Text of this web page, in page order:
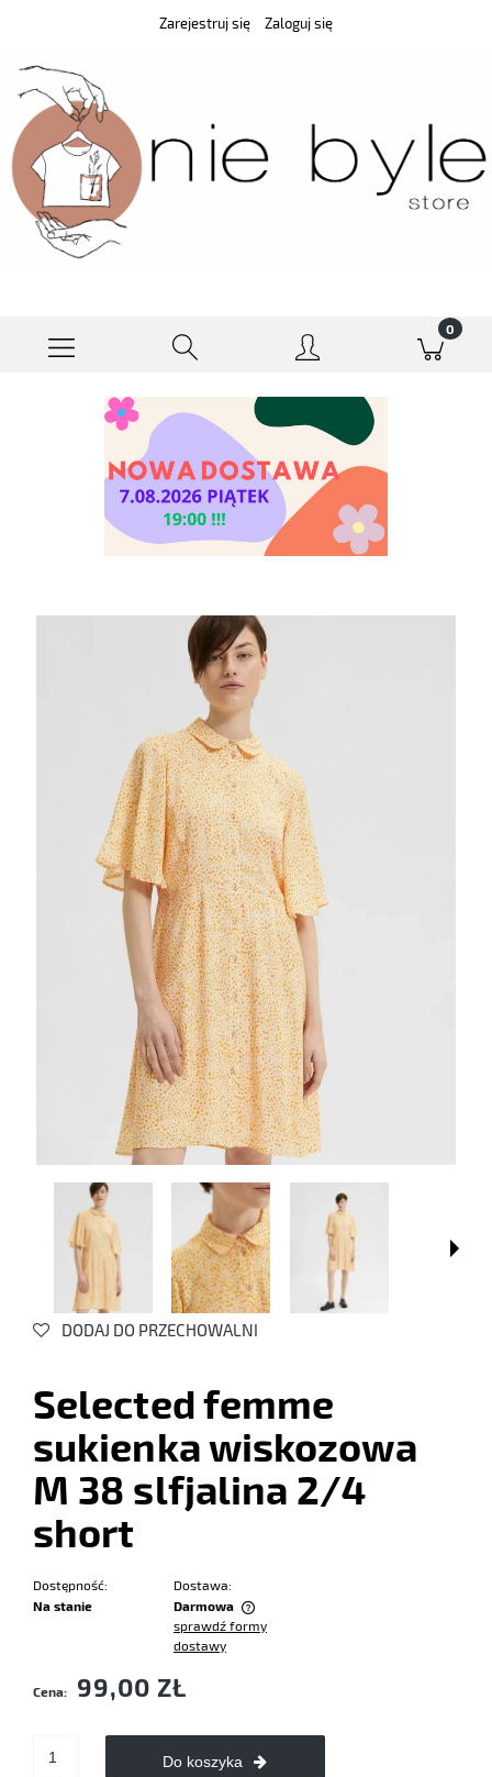
Zarejestruj się Zaloguj się
DODAJ DO PRZECHOWALNI
Selected femme
sukienka wiskozowa
M 38 slfjalina 2/4
short
Dostępność:
Na stanie
Dostawa:
Darmowa
Cena nie zawiera ewentualnych kosztów płatności
sprawdź formy
dostawy
Cena: 99,00 ZŁ
Do koszyka